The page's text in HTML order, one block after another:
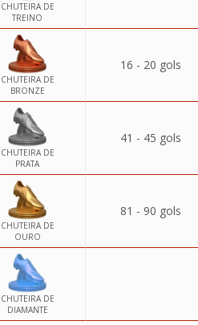
CHUTEIRA DE
TREINO
CHUTEIRA DE
BRONZE
16 - 20 gols
CHUTEIRA DE
PRATA
41 - 45 gols
CHUTEIRA DE
OURO
81 - 90 gols
CHUTEIRA DE
DIAMANTE